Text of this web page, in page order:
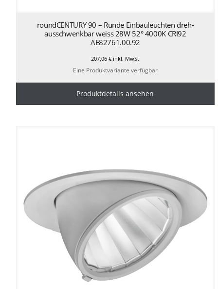
roundCENTURY 90 – Runde Einbauleuchten dreh-
ausschwenkbar weiss 28W 52° 4000K CRI92
AE82761.00.92
207,06€ inkl. MwSt
Eine Produktvariante verfügbar
Produktdetails ansehen